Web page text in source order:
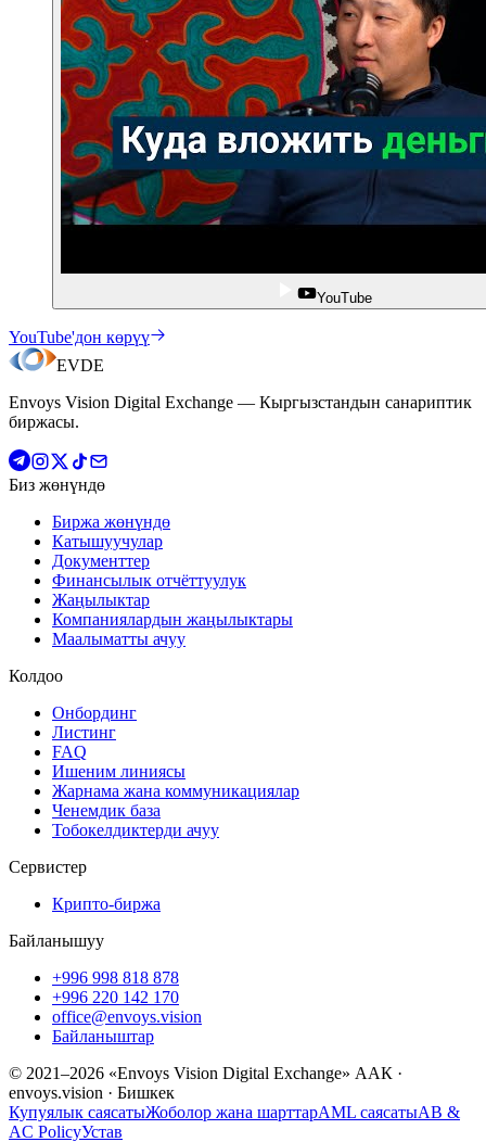
YouTube
YouTube'дон көрүү
EVDE
Envoys Vision Digital Exchange — Кыргызстандын санариптик
биржасы.
Биз жөнүндө
Биржа жөнүндө
Катышуучулар
Документтер
Финансылык отчёттуулук
Жаңылыктар
Компаниялардын жаңылыктары
Маалыматты ачуу
Колдоо
Онбординг
Листинг
FAQ
Ишеним линиясы
Жарнама жана коммуникациялар
Ченемдик база
Тобокелдиктерди ачуу
Сервистер
Крипто-биржа
Байланышуу
+996 998 818 878
+996 220 142 170
office@envoys.vision
Байланыштар
© 2021–2026 «Envoys Vision Digital Exchange» ААК ·
envoys.vision · Бишкек
Купуялык саясатыЖоболор жана шарттарAML саясатыAB &
AC PolicyУстав